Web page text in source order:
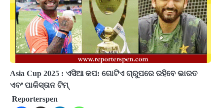
Asia Cup 2025 : ଏସିଆ କପ: ଗୋଟିଏ ଗ୍ରୁପରେ ରହିବେ ଭାରତ
ଏବଂ ପାକିସ୍ତାନ ଟିମ୍‌
Reporterspen